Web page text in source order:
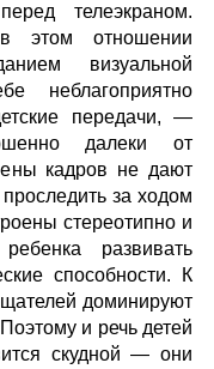
телеэкраном.
этом отношении
визуальной
передачи, —
далеки от
кадров не дают
за ходом
стереотипно и
развивать
способности. К
доминируют
и речь детей
скудной — они